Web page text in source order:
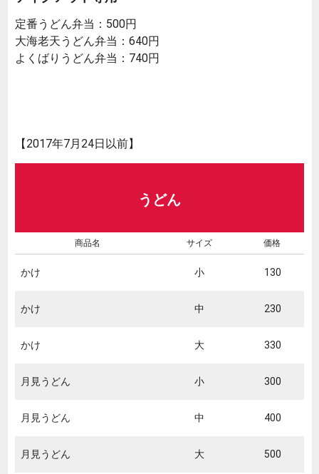
定番うどん弁当：500円
大海老天うどん弁当：640円
よくばりうどん弁当：740円
【2017年7月24日以前】
うどん
商品名 サイズ 価格
かけ 小 130
かけ 中 230
かけ 大 330
月見うどん 小 300
月見うどん 中 400
月見うどん 大 500